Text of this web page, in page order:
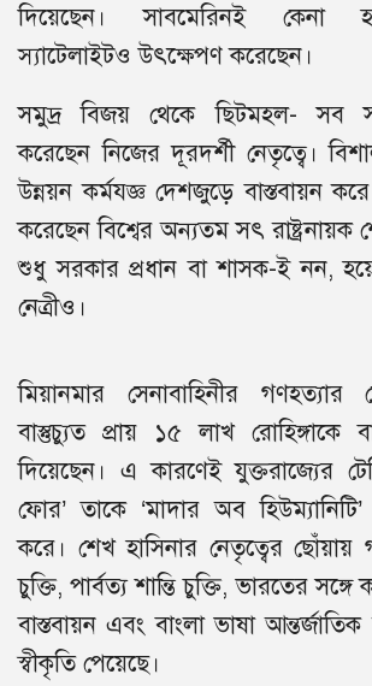
দিয়েছেন। সাবমেরিনই কেনা
স্যাটেলাইটও উৎক্ষেপণ করেছেন।
সমুদ্র বিজয় থেকে ছিটমহল- সব
করেছেন নিজের দূরদর্শী নেতৃত্বে।
উন্নয়ন কর্মযজ্ঞ দেশজুড়ে বাস্তবায়ন
করেছেন বিশ্বের অন্যতম সৎ রাষ্ট্রনায়ক
শুধু সরকার প্রধান বা শাসক-ই নন,
নেত্রীও।
মিয়ানমার সেনাবাহিনীর
বাস্তুচ্যুত প্রায় ১৫ লাখ রোহিঙ্গাকে
দিয়েছেন। এ কারণেই যুক্তরাজ্যের
ফোর’ তাকে ‘মাদার অব
করে। শেখ হাসিনার নেতৃত্বের ছোঁয়ায়
চুক্তি, পার্বত্য শান্তি চুক্তি, ভারতের সঙ্গে
বাস্তবায়ন এবং বাংলা ভাষা
স্বীকৃতি পেয়েছে।